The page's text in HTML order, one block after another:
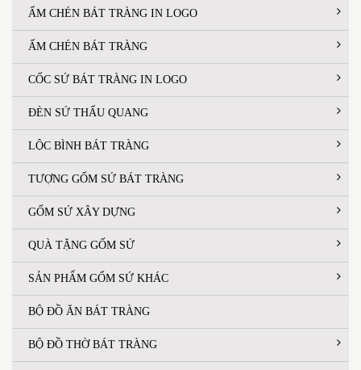
ẤM CHÉN BÁT TRÀNG IN LOGO
ẤM CHÉN BÁT TRÀNG
CỐC SỨ BÁT TRÀNG IN LOGO
ĐÈN SỨ THẤU QUANG
LỘC BÌNH BÁT TRÀNG
TƯỢNG GỐM SỨ BÁT TRÀNG
GỐM SỨ XÂY DỰNG
QUÀ TẶNG GỐM SỨ
SẢN PHẨM GỐM SỨ KHÁC
BỘ ĐỒ ĂN BÁT TRÀNG
BỘ ĐỒ THỜ BÁT TRÀNG